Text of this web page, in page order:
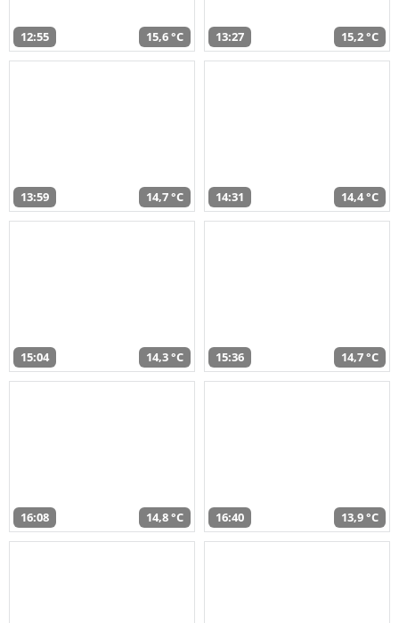
12:55 15,6 °C 13:27 15,2 °C
13:59 14,7 °C 14:31 14,4 °C
15:04 14,3 °C 15:36 14,7 °C
16:08 14,8 °C 16:40 13,9 °C